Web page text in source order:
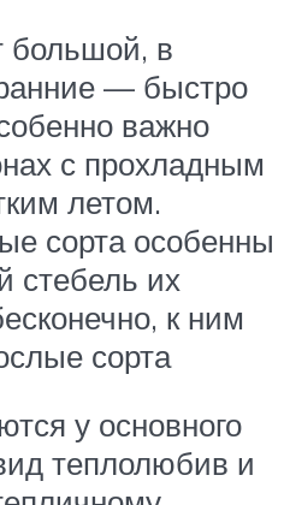
большой, в
— быстро
важно
с прохладным
летом.
сорта особенны
стебель их
к ним
сорта
у основного
теплолюбив и